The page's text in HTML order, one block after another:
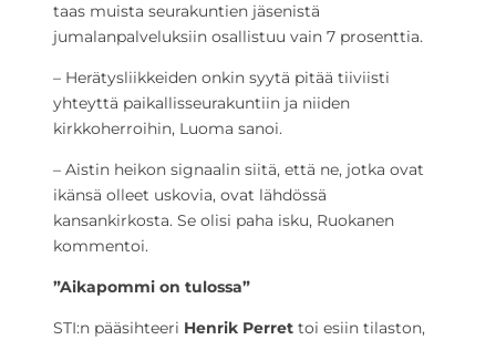
taas muista seurakuntien jäsenistä
jumalanpalveluksiin osallistuu vain 7 prosenttia.
– Herätysliikkeiden onkin syytä pitää tiiviisti
yhteyttä paikallisseurakuntiin ja niiden
kirkkoherroihin, Luoma sanoi.
– Aistin heikon signaalin siitä, että ne, jotka ovat
ikänsä olleet uskovia, ovat lähdössä
kansankirkosta. Se olisi paha isku, Ruokanen
kommentoi.
”Aikapommi on tulossa”
STI:n pääsihteeri Henrik Perret toi esiin tilaston,